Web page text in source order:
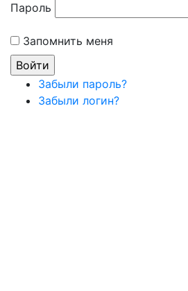
Пароль
Запомнить меня
Забыли пароль?
Забыли логин?